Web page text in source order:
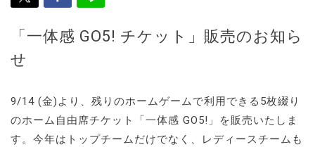
「一体感 GO5! チケット」販売のお知ら
せ
9/14 (金)より、残りのホームゲームで利用できる5枚綴り
のホーム自由席チケット「一体感 GO5!」を販売いたしま
す。今年はトップチームだけでなく、レディースチームも